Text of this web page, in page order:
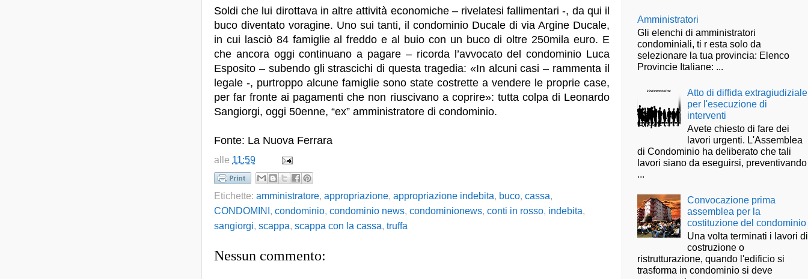
Soldi che lui dirottava in altre attività economiche – rivelatesi fallimentari -, da qui il
buco diventato voragine. Uno sui tanti, il condominio Ducale di via Argine Ducale,
in cui lasciò 84 famiglie al freddo e al buio con un buco di oltre 250mila euro. E
che ancora oggi continuano a pagare – ricorda l’avvocato del condominio Luca
Esposito – subendo gli strascichi di questa tragedia: «In alcuni casi – rammenta il
legale -, purtroppo alcune famiglie sono state costrette a vendere le proprie case,
per far fronte ai pagamenti che non riuscivano a coprire»: tutta colpa di Leonardo
Sangiorgi, oggi 50enne, “ex” amministratore di condominio.
Fonte: La Nuova Ferrara
alle 11:59
Etichette: amministratore, appropriazione, appropriazione indebita, buco, cassa,
CONDOMINI, condominio, condominio news, condominionews, conti in rosso, indebita,
sangiorgi, scappa, scappa con la cassa, truffa
Nessun commento:
Amministratori
Gli elenchi di amministratori
condominiali, ti r esta solo da
selezionare la tua provincia: Elenco
Provincie Italiane: ...
Atto di diffida extragiudiziale
per l'esecuzione di
interventi
Avete chiesto di fare dei
lavori urgenti. L'Assemblea
di Condominio ha deliberato che tali
lavori siano da eseguirsi, preventivando
...
Convocazione prima
assemblea per la
costituzione del condominio
Una volta terminati i lavori di
costruzione o
ristrutturazione, quando l'edificio si
trasforma in condominio si deve